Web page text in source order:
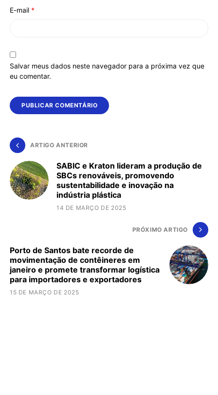
E-mail *
Salvar meus dados neste navegador para a próxima vez que
eu comentar.
ARTIGO ANTERIOR
SABIC e Kraton lideram a produção de
SBCs renováveis, promovendo
sustentabilidade e inovação na
indústria plástica
14 DE MARÇO DE 2025
PRÓXIMO ARTIGO
Porto de Santos bate recorde de
movimentação de contêineres em
janeiro e promete transformar logística
para importadores e exportadores
15 DE MARÇO DE 2025